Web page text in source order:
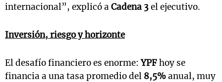
internacional”, explicó aCadena 3el ejecutivo.
Inversión, riesgo y horizonte
El desafío financiero es enorme:YPFhoy se
financia a una tasa promedio del 8,5%anual, muy